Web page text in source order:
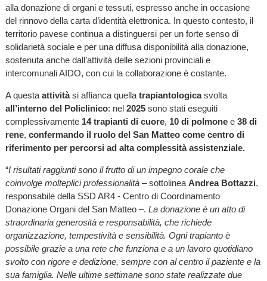
alla donazione di organi e tessuti, espresso anche in occasione
del rinnovo della carta d’identità elettronica. In questo contesto, il
territorio pavese continua a distinguersi per un forte senso di
solidarietà sociale e per una diffusa disponibilità alla donazione,
sostenuta anche dall’attività delle sezioni provinciali e
intercomunali AIDO, con cui la collaborazione è costante.
A questa attivitàsi affianca quella trapiantologicasvolta
all’interno del Policlinico: nel 2025sono stati eseguiti
complessivamente 14 trapianti di cuore, 10 di polmonee 38 di
rene, confermando il ruolo del San Matteo come centro di
riferimento per percorsi ad alta complessità assistenziale.
“I risultati raggiunti sono il frutto di un impegno corale che
coinvolge molteplici professionalità– sottolinea Andrea Bottazzi,
responsabile della SSD AR4 - Centro di Coordinamento
Donazione Organi del San Matteo –. La donazione è un atto di
straordinaria generosità e responsabilità, che richiede
organizzazione, tempestività e sensibilità. Ogni trapianto è
possibile grazie a una rete che funziona e a un lavoro quotidiano
svolto con rigore e dedizione, sempre con al centro il paziente e la
sua famiglia. Nelle ultime settimane sono state realizzate due